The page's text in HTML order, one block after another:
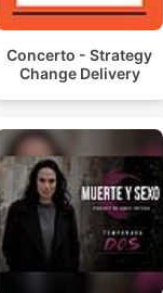
Concerto - Strategy
Change Delivery